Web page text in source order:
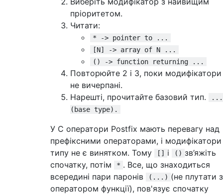
пріоритетом.
Читати:
* -> pointer to ...
[N] -> array of N ...
() -> function returning ...
Повторюйте 2 і 3, поки модифікатори
не вичерпані.
Нарешті, прочитайте базовий тип.
...
(base type).
У C оператори Postfix мають перевагу над
префіксними операторами, і модифікатори
типу не є винятком. Тому
[] і () зв’яжіть
спочатку, потім
* . Все, що знаходиться
всередині пари паронів
(...) (не плутати з
оператором функції), пов'язує спочатку